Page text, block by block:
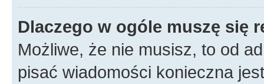
Dlaczego w ogóle muszę się
Możliwe, że nie musisz, to od
pisać wiadomości konieczna